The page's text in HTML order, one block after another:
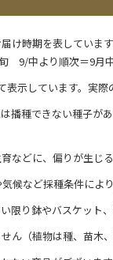
け時期を表しています
9/中より順次＝9月
示しています。実
播種できない種子が
などに、偏りが生じる
候など採種条件によ
限り鉢やバスケット
ん（植物は種、苗木